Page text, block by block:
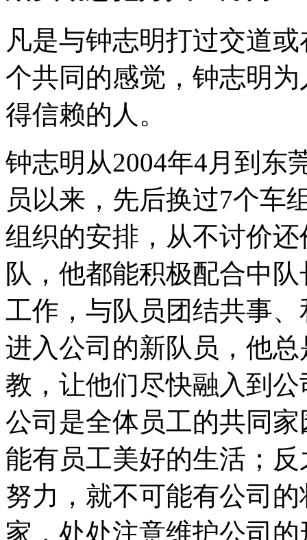
凡是与钟志明打过交道
个共同的感觉，钟志明
得信赖的人。
钟志明从2004年4月到东
员以来，先后换过7个车
组织的安排，从不讨价
队，他都能积极配合中
工作，与队员团结共事
进入公司的新队员，他
教，让他们尽快融入到
公司是全体员工的共同
能有员工美好的生活；
努力，就不可能有公司
家，处处注意维护公司